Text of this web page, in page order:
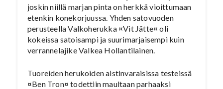
joskin niillä marjan pinta on herkkä vioittumaan
etenkin konekorjuussa. Yhden satovuoden
perusteella Valkoherukka ¤Vit Jätte¤ oli
kokeissa satoisampi ja suurimarjaisempi kuin
verrannelajike Valkea Hollantilainen.
Tuoreiden herukoiden aistinvaraisissa testeissä
¤Ben Tron¤ todettiin maultaan parhaaksi